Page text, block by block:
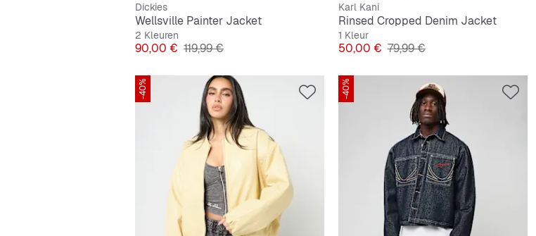
Dickies
Wellsville Painter Jacket
2 Kleuren
Prijs
90,00 € Originele Prijs
119,99 €
Karl Kani
Rinsed Cropped Denim Jacket
1 Kleur
Prijs
50,00 € Originele Prijs
79,99 €
-40% -40%